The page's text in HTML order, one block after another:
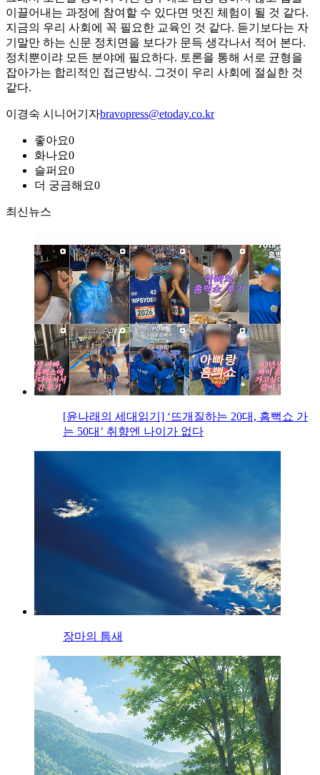
이끌어내는 과정에 참여할 수 있다면 멋진 체험이 될 것 같다.
지금의 우리 사회에 꼭 필요한 교육인 것 같다. 듣기보다는 자
기말만 하는 신문 정치면을 보다가 문득 생각나서 적어 본다.
정치뿐이랴 모든 분야에 필요하다. 토론을 통해 서로 균형을
잡아가는 합리적인 접근방식. 그것이 우리 사회에 절실한 것
같다.
이경숙 시니어기자bravopress@etoday.co.kr
좋아요0
화나요0
슬퍼요0
더 궁금해요0
최신뉴스
[윤나래의 세대읽기] ‘뜨개질하는 20대, 흠뻑쇼 가
는 50대’ 취향엔 나이가 없다
장마의 틈새